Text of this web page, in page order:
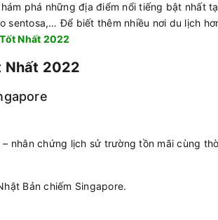
phá những địa điểm nổi tiếng bật nhất
sentosa,… Để biết thêm nhiều nơi du lịch
Nhất 2022
Nhất 2022
Bản chiếm Singapore.